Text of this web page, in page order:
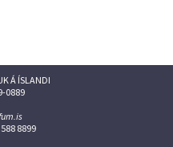
Á ÍSLANDI
0889
8899